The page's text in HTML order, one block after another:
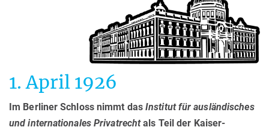
1. April 1926
Im Berliner Schloss nimmt das Institut für ausländisches
und internationales Privatrechtals Teil der Kaiser-